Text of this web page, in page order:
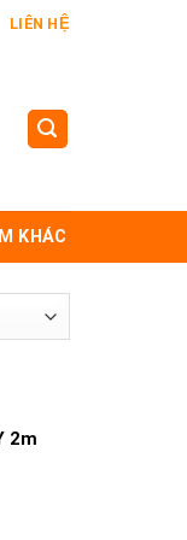
LIÊN HỆ
KHÁC
2m